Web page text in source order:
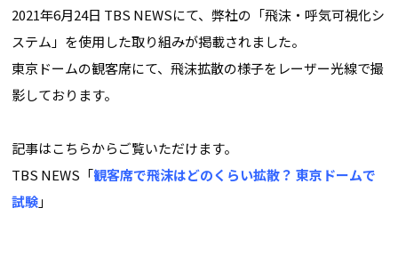
2021年6月24日 TBS NEWSにて、弊社の「飛沫・呼気可視化シ
ステム」を使用した取り組みが掲載されました。
東京ドームの観客席にて、飛沫拡散の様子をレーザー光線で撮
影しております。
記事はこちらからご覧いただけます。
TBS NEWS「観客席で飛沫はどのくらい拡散？ 東京ドームで
試験」